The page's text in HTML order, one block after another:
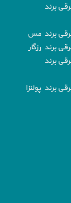
برند
برند مس
برند رزگار
برند
برند پولنزا